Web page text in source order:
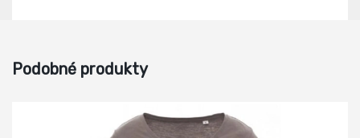
Podobné produkty